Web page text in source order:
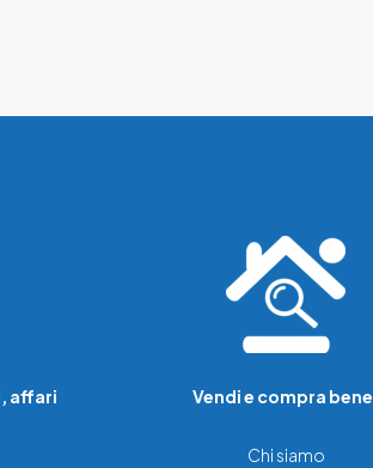
affari
Vendi e compra
Chi siamo